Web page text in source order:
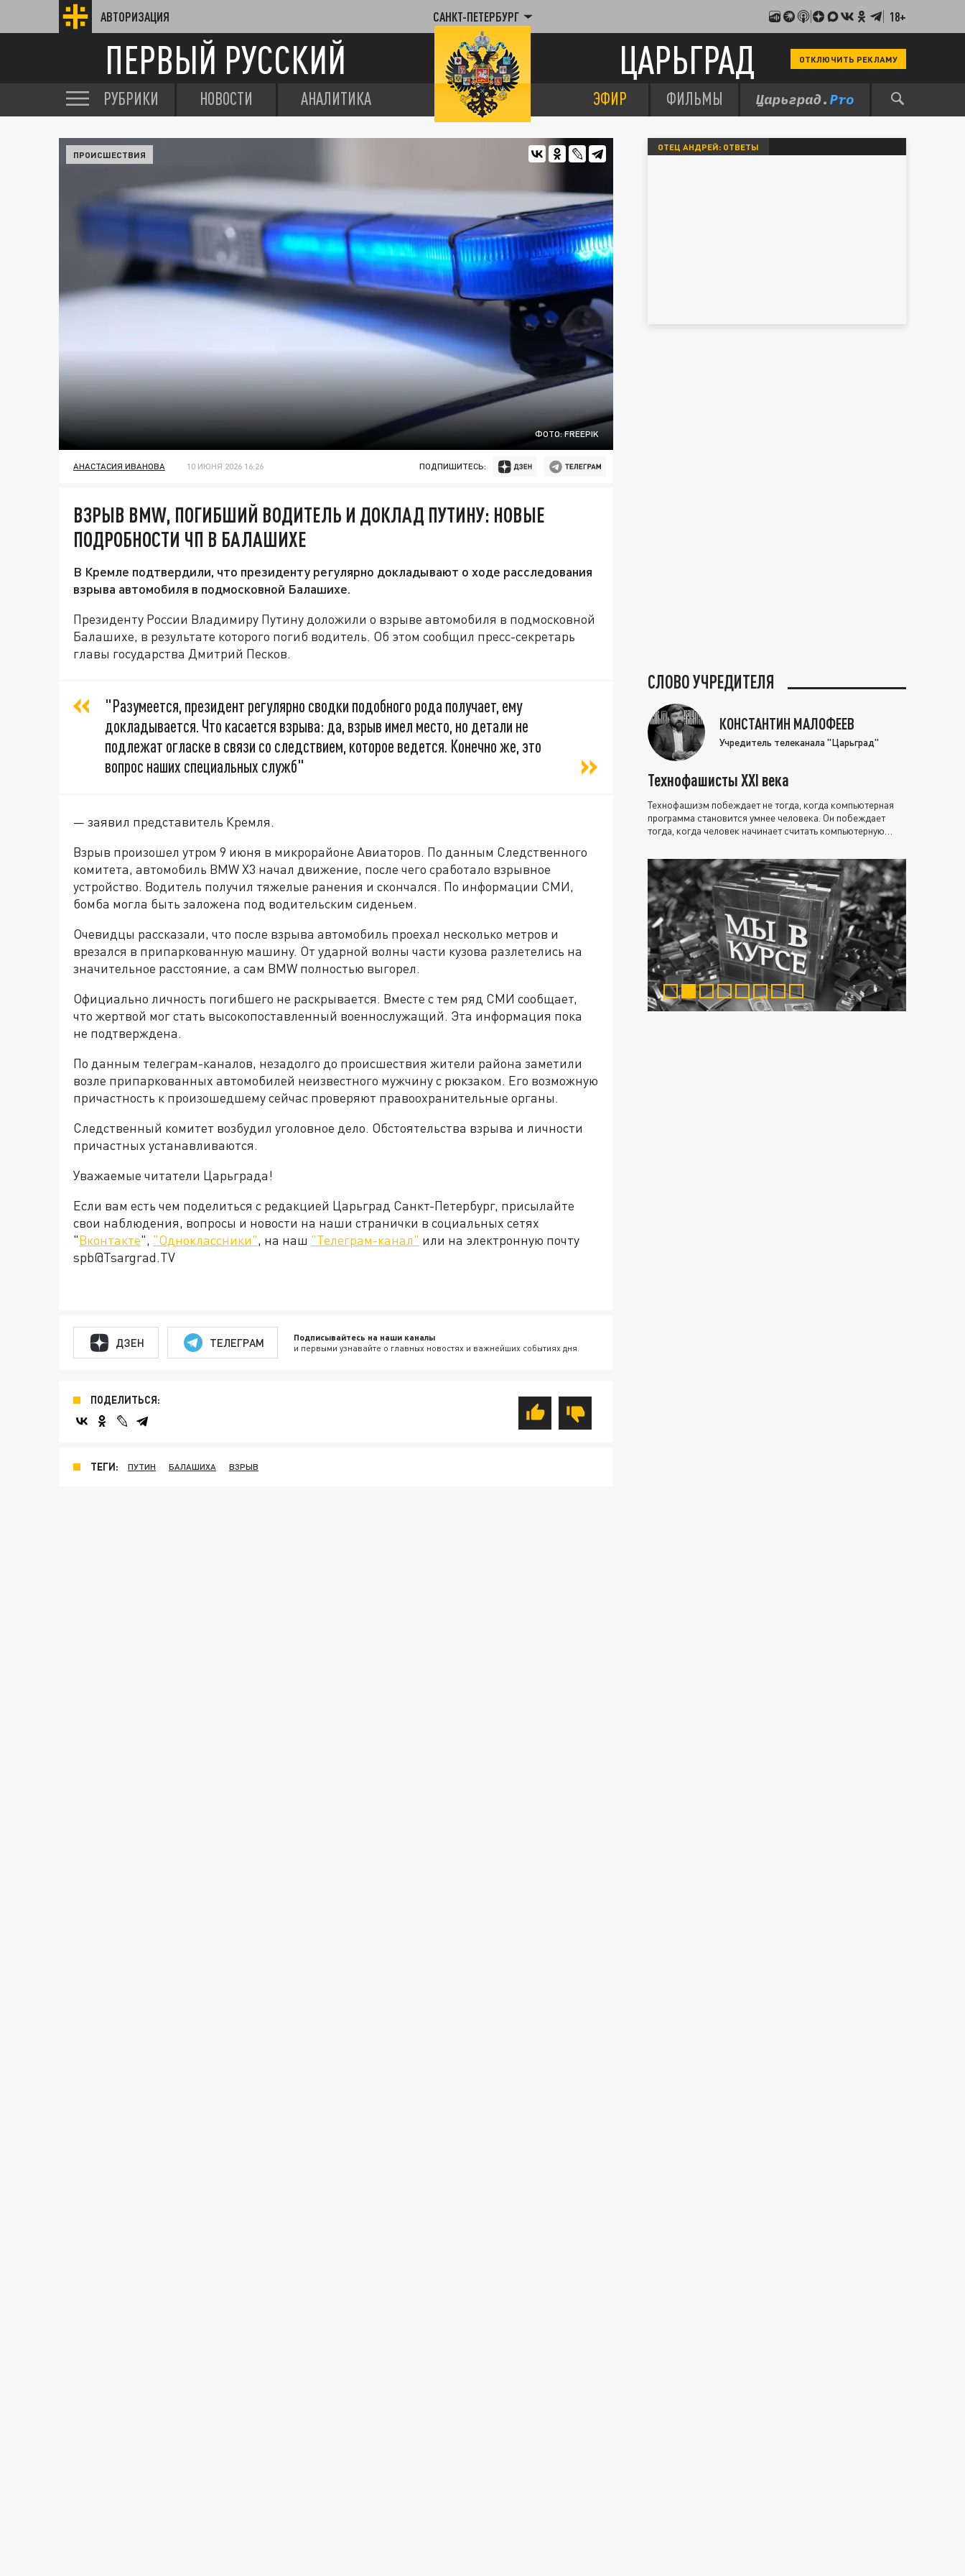
АВТОРИЗАЦИЯ САНКТ-ПЕТЕРБУРГ 18+
ПЕРВЫЙ РУССКИЙ ЦАРЬГРАД ОТКЛЮЧИТЬ РЕКЛАМУ
РУБРИКИ НОВОСТИ АНАЛИТИКА ЭФИР ФИЛЬМЫ
ФОТО: FREEPIK
ПРОИСШЕСТВИЯ
АНАСТАСИЯ ИВАНОВА 10 ИЮНЯ 2026 16:26 ПОДПИШИТЕСЬ:
ВЗРЫВ BMW, ПОГИБШИЙ ВОДИТЕЛЬ И ДОКЛАД ПУТИНУ: НОВЫЕ
ПОДРОБНОСТИ ЧП В БАЛАШИХЕ
В Кремле подтвердили, что президенту регулярно докладывают о ходе расследования
взрыва автомобиля в подмосковной Балашихе.
Президенту России Владимиру Путину доложили о взрыве автомобиля в подмосковной
Балашихе, в результате которого погиб водитель. Об этом сообщил пресс-секретарь
главы государства Дмитрий Песков.
"Разумеется, президент регулярно сводки подобного рода получает, ему
докладывается. Что касается взрыва: да, взрыв имел место, но детали не
подлежат огласке в связи со следствием, которое ведется. Конечно же, это
вопрос наших специальных служб"
— заявил представитель Кремля.
Взрыв произошел утром 9 июня в микрорайоне Авиаторов. По данным Следственного
комитета, автомобиль BMW X3 начал движение, после чего сработало взрывное
устройство. Водитель получил тяжелые ранения и скончался. По информации СМИ,
бомба могла быть заложена под водительским сиденьем.
Очевидцы рассказали, что после взрыва автомобиль проехал несколько метров и
врезался в припаркованную машину. От ударной волны части кузова разлетелись на
значительное расстояние, а сам BMW полностью выгорел.
Официально личность погибшего не раскрывается. Вместе с тем ряд СМИ сообщает,
что жертвой мог стать высокопоставленный военнослужащий. Эта информация пока
не подтверждена.
По данным телеграм-каналов, незадолго до происшествия жители района заметили
возле припаркованных автомобилей неизвестного мужчину с рюкзаком. Его возможную
причастность к произошедшему сейчас проверяют правоохранительные органы.
Следственный комитет возбудил уголовное дело. Обстоятельства взрыва и личности
причастных устанавливаются.
Уважаемые читатели Царьграда!
Если вам есть чем поделиться с редакцией Царьград Санкт-Петербург, присылайте
свои наблюдения, вопросы и новости на наши странички в социальных сетях
"Вконтакте", "Одноклассники", на наш "Телеграм-канал" или на электронную почту
spb@Tsargrad.TV
ДЗЕН ТЕЛЕГРАМ Подписывайтесь на наши каналы
и первыми узнавайте о главных новостях и важнейших событиях дня.
ПОДЕЛИТЬСЯ:
ТЕГИ: ПУТИН БАЛАШИХА ВЗРЫВ
ОТЕЦ АНДРЕЙ: ОТВЕТЫ
СЛОВО УЧРЕДИТЕЛЯ
КОНСТАНТИН МАЛОФЕЕВ
Учредитель телеканала "Царьград"
Технофашисты XXI века
Технофашизм побеждает не тогда, когда компьютерная
программа становится умнее человека. Он побеждает
тогда, когда человек начинает считать компьютерную